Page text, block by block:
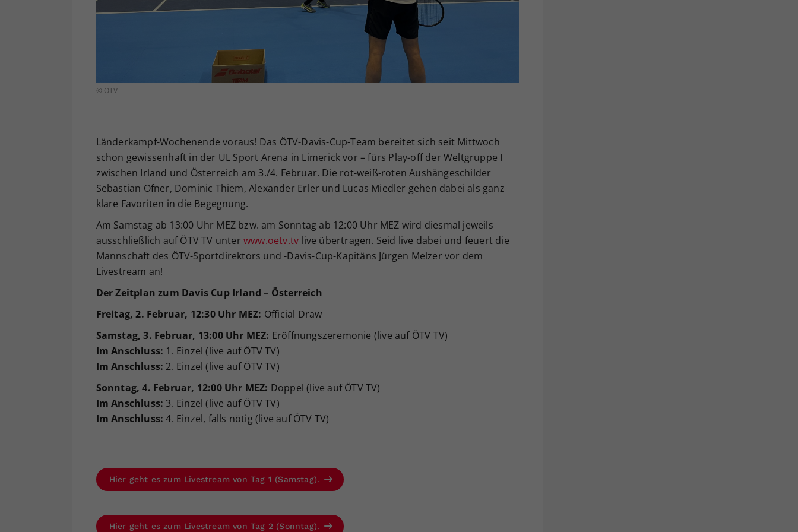
© ÖTV
Länderkampf-Wochenende voraus! Das ÖTV-Davis-Cup-Team bereitet sich seit Mittwoch
schon gewissenhaft in der UL Sport Arena in Limerick vor – fürs Play-off der Weltgruppe I
zwischen Irland und Österreich am 3./4. Februar. Die rot-weiß-roten Aushängeschilder
Sebastian Ofner, Dominic Thiem, Alexander Erler und Lucas Miedler gehen dabei als ganz
klare Favoriten in die Begegnung.
Am Samstag ab 13:00 Uhr MEZ bzw. am Sonntag ab 12:00 Uhr MEZ wird diesmal jeweils
ausschließlich auf ÖTV TV unter www.oetv.tv live übertragen. Seid live dabei und feuert die
Mannschaft des ÖTV-Sportdirektors und -Davis-Cup-Kapitäns Jürgen Melzer vor dem
Livestream an!
Der Zeitplan zum Davis Cup Irland – Österreich
Freitag, 2. Februar, 12:30 Uhr MEZ: Official Draw
Samstag, 3. Februar, 13:00 Uhr MEZ: Eröffnungszeremonie (live auf ÖTV TV)
Im Anschluss: 1. Einzel (live auf ÖTV TV)
Im Anschluss: 2. Einzel (live auf ÖTV TV)
Sonntag, 4. Februar, 12:00 Uhr MEZ: Doppel (live auf ÖTV TV)
Im Anschluss: 3. Einzel (live auf ÖTV TV)
Im Anschluss: 4. Einzel, falls nötig (live auf ÖTV TV)
Hier geht es zum Livestream von Tag 1 (Samstag).
Hier geht es zum Livestream von Tag 2 (Sonntag).
Ihrer vorgenommen Einstellungen, falls der
Webseiten-Betreiber dies eingestellt hat.